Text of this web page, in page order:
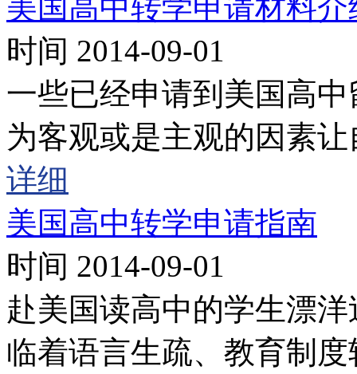
美国高中转学申请材料介
时间 2014-09-01
一些已经申请到美国高
为客观或是主观的因素
详细
美国高中转学申请指南
时间 2014-09-01
赴美国读高中的学生漂
临着语言生疏、教育制